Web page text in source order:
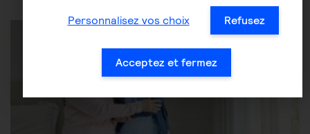
Category:
Être accompagné au quotidien Maintien à domicile
Personnalisez vos choix Refusez
Acceptez et fermez